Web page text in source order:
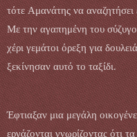
τότε Αμανάτης να
Με την αγαπημένη του
χέρι γεμάτοι όρεξη για
ξεκίνησαν αυτό το ταξίδι.
Έφτιαξαν μια μεγάλη
εργάζονται γνωρίζοντας ότι